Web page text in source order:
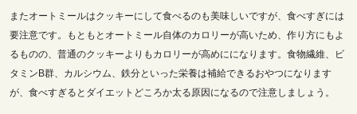
またオートミールはクッキーにして食べるのも美味しいですが、食べすぎには
要注意です。もともとオートミール自体のカロリーが高いため、作り方にもよ
るものの、普通のクッキーよりもカロリーが高めにになります。食物繊維、ビ
タミンB群、カルシウム、鉄分といった栄養は補給できるおやつになります
が、食べすぎるとダイエットどころか太る原因になるので注意しましょう。